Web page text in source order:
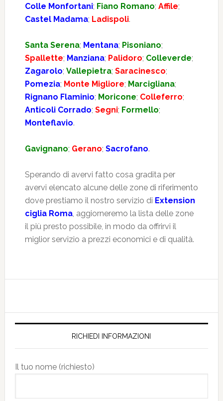
Colle Monfortani; Fiano Romano; Affile;
Castel Madama; Ladispoli.
Santa Serena; Mentana; Pisoniano;
Spallette; Manziana; Palidoro; Colleverde;
Zagarolo; Vallepietra; Saracinesco;
Pomezia; Monte Migliore; Marcigliana;
Rignano Flaminio; Moricone; Colleferro;
Anticoli Corrado; Segni; Formello;
Monteflavio.
Gavignano; Gerano; Sacrofano.
Sperando di avervi fatto cosa gradita per
avervi elencato alcune delle zone di riferimento
dove prestiamo il nostro servizio di Extension
ciglia Roma, aggiorneremo la lista delle zone
il più presto possibile, in modo da offrirvi il
miglior servizio a prezzi economici e di qualità.
RICHIEDI INFORMAZIONI
Il tuo nome (richiesto)